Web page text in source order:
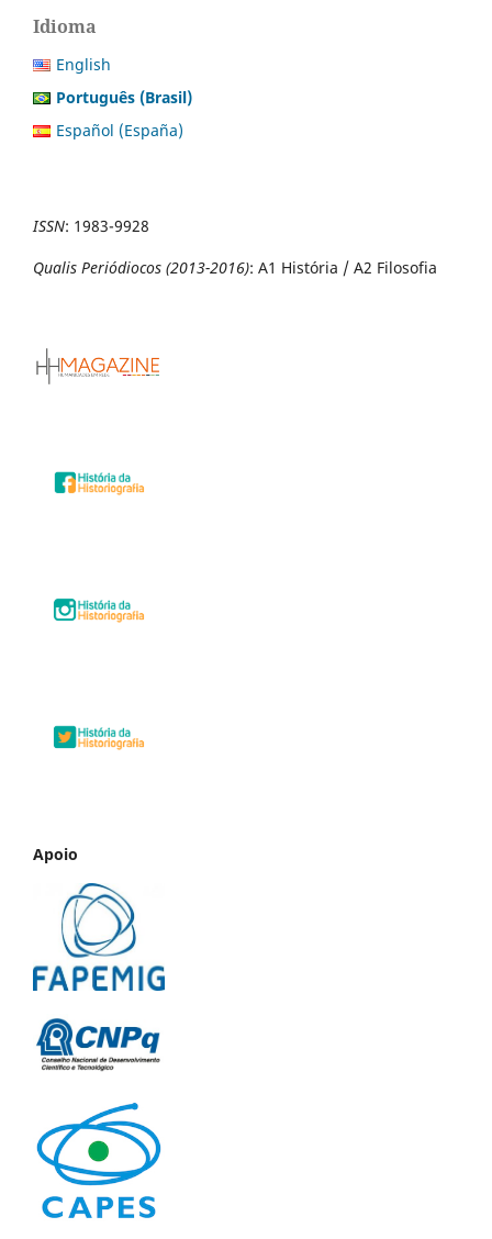
Idioma
English
Português (Brasil)
Español (España)
ISSN: 1983-9928
Qualis Periódiocos (2013-2016): A1 História / A2 Filosofia
Apoio